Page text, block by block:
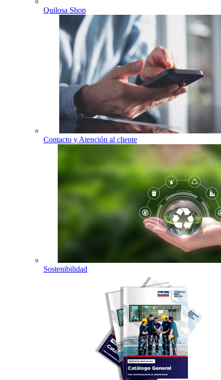
Quilosa Shop
Contacto y Atención al cliente
Sostenibilidad